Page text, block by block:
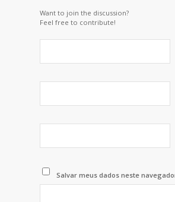
Want to join the discussion?
Feel free to contribute!
Salvar meus dados neste